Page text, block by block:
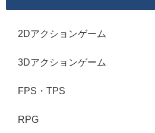
2Dアクションゲーム
3Dアクションゲーム
FPS・TPS
RPG